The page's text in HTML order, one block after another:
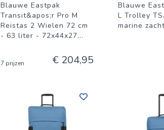
Blauwe Eastpak
Transit&apos;r Pro M
Reistas 2 Wielen 72 cm
- 63 liter - 72x44x27...
7 prijzen € 204,95
Blauwe
L Trolley
marine